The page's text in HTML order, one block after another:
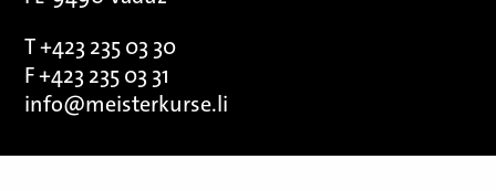
T +423 235 03 30
F +423 235 03 31
info@meisterkurse.li